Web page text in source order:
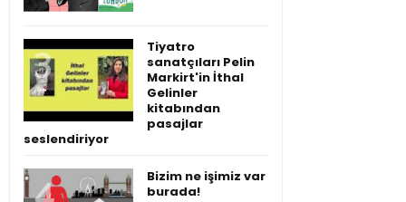
Tiyatro
sanatçıları Pelin
Markirt'in İthal
Gelinler
kitabından
pasajlar
seslendiriyor
Bizim ne işimiz var
burada!